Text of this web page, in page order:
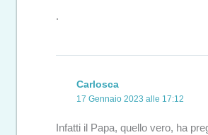
.
Carlosca
17 Gennaio 2023 alle 17:12
Infatti il Papa, quello vero, ha